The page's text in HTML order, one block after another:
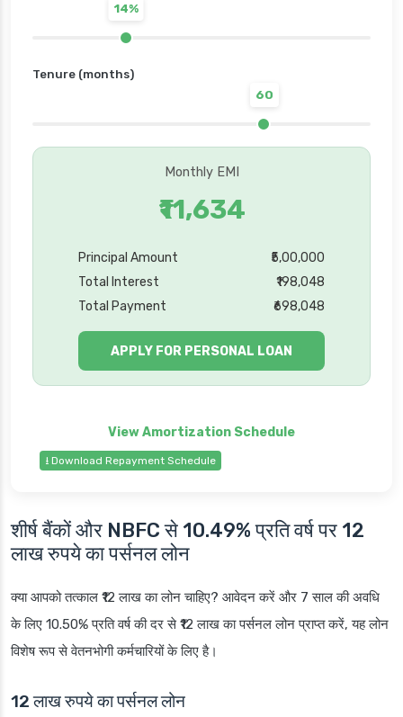
14%
Tenure (months)
60
Monthly EMI
₹11,634
Principal Amount
₹5,00,000
Total Interest
₹198,048
Total Payment
₹698,048
APPLY FOR PERSONAL LOAN
⭳ Download Repayment Schedule
शीर्ष बैंकों और NBFC से 10.49% प्रति वर्ष पर 12
लाख रुपये का पर्सनल लोन
क्या आपको तत्काल ₹12 लाख का लोन चाहिए? आवेदन करें और 7 साल की अवधि
के लिए 10.50% प्रति वर्ष की दर से ₹12 लाख का पर्सनल लोन प्राप्त करें, यह लोन
विशेष रूप से वेतनभोगी कर्मचारियों के लिए है।
12 लाख रुपये का पर्सनल लोन